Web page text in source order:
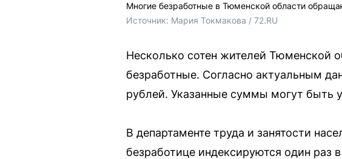
Многие безработные в Тюменской области
Источник: Мария Токмакова / 72.RU
Несколько сотен жителей Тюменской
безработные. Согласно актуальным
рублей. Указанные суммы могут быть
В департаменте труда и занятости
безработице индексируются один раз